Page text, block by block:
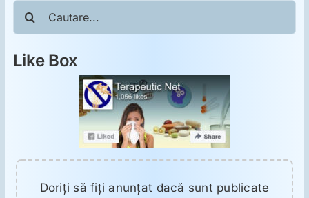
Like Box
Doriţi să fiţi anunţat dacă sunt publicate